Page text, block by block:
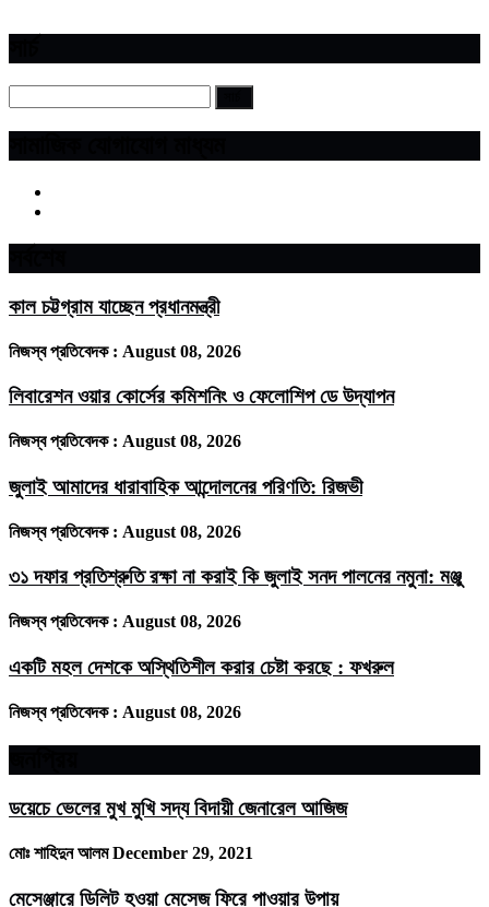
কাল চট্টগ্রাম যাচ্ছেন প্রধানমন্ত্রী
নিজস্ব প্রতিবেদক : August 08, 2026
লিবারেশন ওয়ার কোর্সের কমিশনিং ও ফেলোশিপ ডে উদ্‌যাপন
নিজস্ব প্রতিবেদক : August 08, 2026
জুলাই আমাদের ধারাবাহিক আন্দোলনের পরিণতি: রিজভী
নিজস্ব প্রতিবেদক : August 08, 2026
৩১ দফার প্রতিশ্রুতি রক্ষা না করাই কি জুলাই সনদ পালনের নমুনা: মঞ্জু
নিজস্ব প্রতিবেদক : August 08, 2026
একটি মহল দেশকে অস্থিতিশীল করার চেষ্টা করছে : ফখরুল
নিজস্ব প্রতিবেদক : August 08, 2026
ডয়েচে ভেলের মুখ মুখি সদ্য বিদায়ী জেনারেল আজিজ
মোঃ শাহিদুন আলমDecember 29, 2021
মেসেঞ্জারে ডিলিট হওয়া মেসেজ ফিরে পাওয়ার উপায়